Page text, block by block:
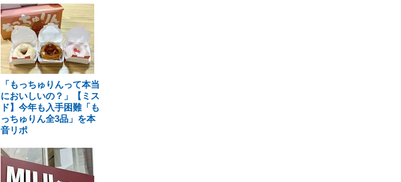
「もっちゅりんって本当
においしいの？」【ミス
ド】今年も入手困難「も
っちゅりん全3品」を本
音リポ